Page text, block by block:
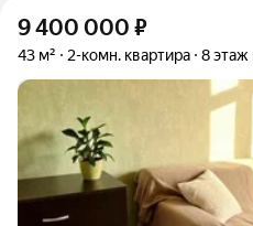
9 400 000 ₽
43 м² 2-комн. квартира 8 этаж